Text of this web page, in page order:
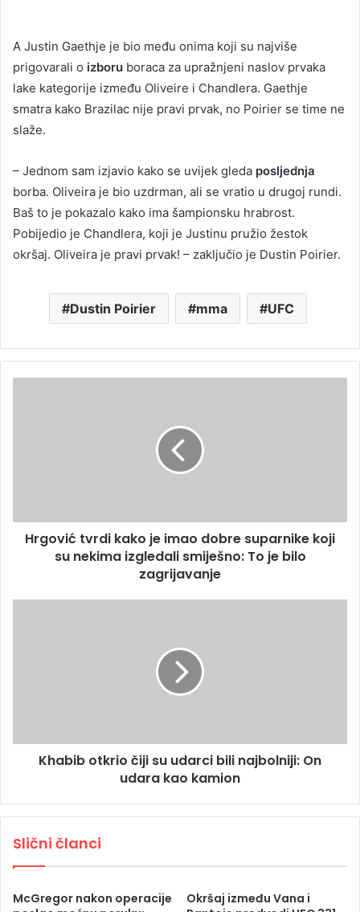
A Justin Gaethje je bio među onima koji su najviše
prigovarali o izboru boraca za upražnjeni naslov prvaka
lake kategorije između Oliveire i Chandlera. Gaethje
smatra kako Brazilac nije pravi prvak, no Poirier se time ne
slaže.
– Jednom sam izjavio kako se uvijek gleda posljednja
borba. Oliveira je bio uzdrman, ali se vratio u drugoj rundi.
Baš to je pokazalo kako ima šampionsku hrabrost.
Pobijedio je Chandlera, koji je Justinu pružio žestok
okršaj. Oliveira je pravi prvak! – zaključio je Dustin Poirier.
Dustin Poirier mma UFC
Hrgović tvrdi kako je imao dobre suparnike koji
su nekima izgledali smiješno: To je bilo
zagrijavanje
Khabib otkrio čiji su udarci bili najbolniji: On
udara kao kamion
Slični članci
McGregor nakon operacije
Okršaj između Vana i